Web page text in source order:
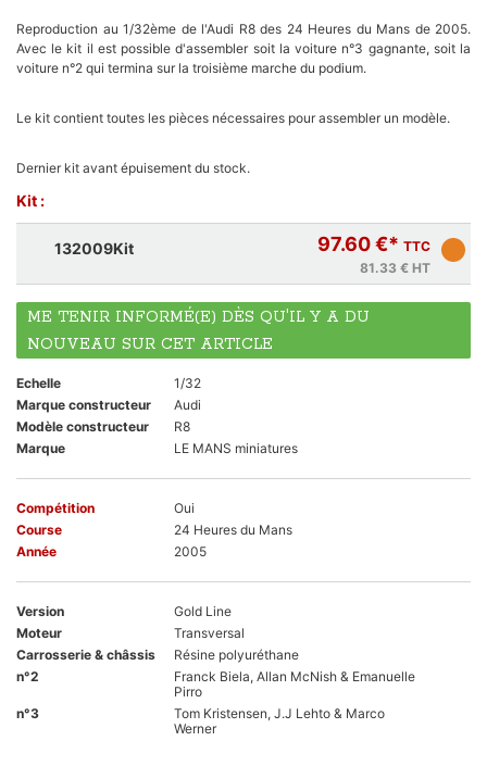
Reproduction au 1/32ème de l'Audi R8 des 24 Heures du Mans de 2005.
Avec le kit il est possible d'assembler soit la voiture n°3 gagnante, soit la
voiture n°2 qui termina sur la troisième marche du podium.
Le kit contient toutes les pièces nécessaires pour assembler un modèle.
Dernier kit avant épuisement du stock.
Kit :
132009Kit 97.60 €* TTC
81.33 € HT
ME TENIR INFORMÉ(E) DÈS QU'IL Y A DU
NOUVEAU SUR CET ARTICLE
Echelle
1/32
Marque constructeur
Audi
Modèle constructeur
R8
Marque
LE MANS miniatures
Compétition
Oui
Course
24 Heures du Mans
Année
2005
Version
Gold Line
Moteur
Transversal
Carrosserie & châssis
Résine polyuréthane
n°2
Franck Biela, Allan McNish & Emanuelle
Pirro
n°3
Tom Kristensen, J.J Lehto & Marco
Werner